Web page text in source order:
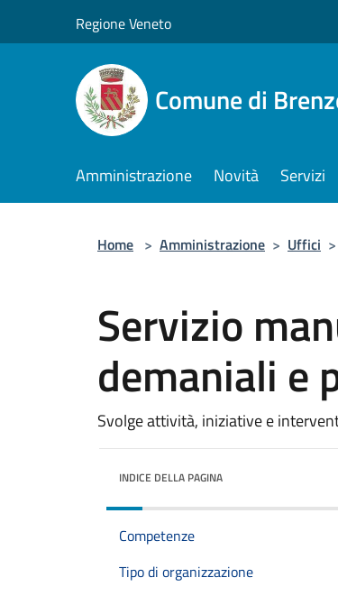
Regione Veneto
Comune di
Amministrazione Novità Servizi
Home > Amministrazione > Uffici >
Servizio
demaniali e
Svolge attività, iniziative e
INDICE DELLA PAGINA
Competenze
Tipo di organizzazione